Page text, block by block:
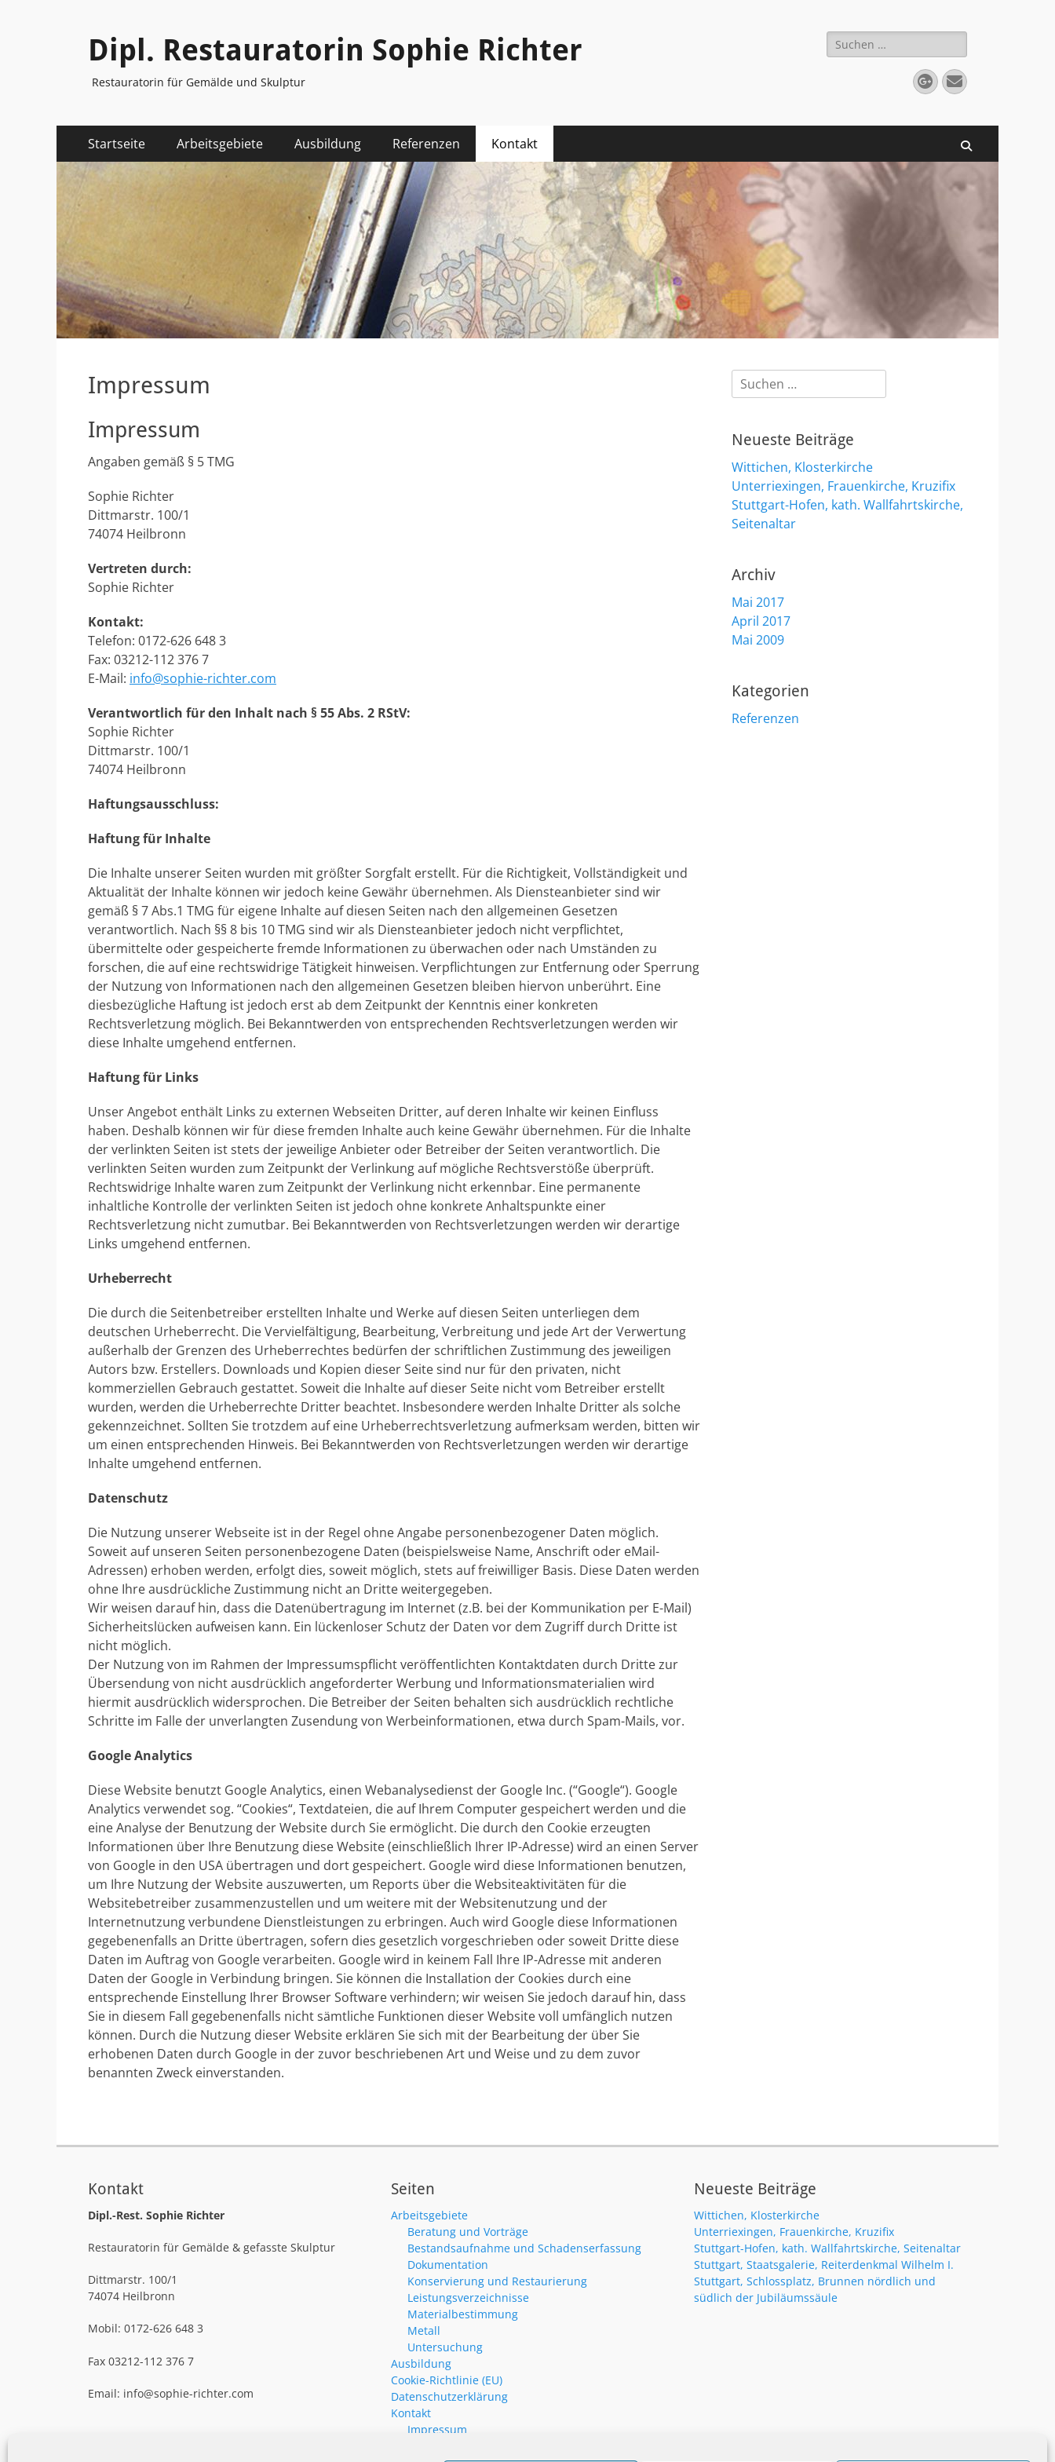
Dipl. Restauratorin Sophie Richter
Restauratorin für Gemälde und Skulptur
Suchen
nach:
Googleplus
E-
Mail
Primäres
Menü
Inhalt
springen
Startseite Arbeitsgebiete Ausbildung Referenzen Kontakt
Impressum
Impressum
Angaben gemäß § 5 TMG
Sophie Richter
Dittmarstr. 100/1
74074 Heilbronn
Vertreten durch:
Sophie Richter
Kontakt:
Telefon: 0172-626 648 3
Fax: 03212-112 376 7
E-Mail: info@sophie-richter.com
Verantwortlich für den Inhalt nach § 55 Abs. 2 RStV:
Sophie Richter
Dittmarstr. 100/1
74074 Heilbronn
Haftungsausschluss:
Haftung für Inhalte
Die Inhalte unserer Seiten wurden mit größter Sorgfalt erstellt. Für die Richtigkeit, Vollständigkeit und
Aktualität der Inhalte können wir jedoch keine Gewähr übernehmen. Als Diensteanbieter sind wir
gemäß § 7 Abs.1 TMG für eigene Inhalte auf diesen Seiten nach den allgemeinen Gesetzen
verantwortlich. Nach §§ 8 bis 10 TMG sind wir als Diensteanbieter jedoch nicht verpflichtet,
übermittelte oder gespeicherte fremde Informationen zu überwachen oder nach Umständen zu
forschen, die auf eine rechtswidrige Tätigkeit hinweisen. Verpflichtungen zur Entfernung oder Sperrung
der Nutzung von Informationen nach den allgemeinen Gesetzen bleiben hiervon unberührt. Eine
diesbezügliche Haftung ist jedoch erst ab dem Zeitpunkt der Kenntnis einer konkreten
Rechtsverletzung möglich. Bei Bekanntwerden von entsprechenden Rechtsverletzungen werden wir
diese Inhalte umgehend entfernen.
Haftung für Links
Unser Angebot enthält Links zu externen Webseiten Dritter, auf deren Inhalte wir keinen Einfluss
haben. Deshalb können wir für diese fremden Inhalte auch keine Gewähr übernehmen. Für die Inhalte
der verlinkten Seiten ist stets der jeweilige Anbieter oder Betreiber der Seiten verantwortlich. Die
verlinkten Seiten wurden zum Zeitpunkt der Verlinkung auf mögliche Rechtsverstöße überprüft.
Rechtswidrige Inhalte waren zum Zeitpunkt der Verlinkung nicht erkennbar. Eine permanente
inhaltliche Kontrolle der verlinkten Seiten ist jedoch ohne konkrete Anhaltspunkte einer
Rechtsverletzung nicht zumutbar. Bei Bekanntwerden von Rechtsverletzungen werden wir derartige
Links umgehend entfernen.
Urheberrecht
Die durch die Seitenbetreiber erstellten Inhalte und Werke auf diesen Seiten unterliegen dem
deutschen Urheberrecht. Die Vervielfältigung, Bearbeitung, Verbreitung und jede Art der Verwertung
außerhalb der Grenzen des Urheberrechtes bedürfen der schriftlichen Zustimmung des jeweiligen
Autors bzw. Erstellers. Downloads und Kopien dieser Seite sind nur für den privaten, nicht
kommerziellen Gebrauch gestattet. Soweit die Inhalte auf dieser Seite nicht vom Betreiber erstellt
wurden, werden die Urheberrechte Dritter beachtet. Insbesondere werden Inhalte Dritter als solche
gekennzeichnet. Sollten Sie trotzdem auf eine Urheberrechtsverletzung aufmerksam werden, bitten wir
um einen entsprechenden Hinweis. Bei Bekanntwerden von Rechtsverletzungen werden wir derartige
Inhalte umgehend entfernen.
Datenschutz
Die Nutzung unserer Webseite ist in der Regel ohne Angabe personenbezogener Daten möglich.
Soweit auf unseren Seiten personenbezogene Daten (beispielsweise Name, Anschrift oder eMail-
Adressen) erhoben werden, erfolgt dies, soweit möglich, stets auf freiwilliger Basis. Diese Daten werden
ohne Ihre ausdrückliche Zustimmung nicht an Dritte weitergegeben.
Wir weisen darauf hin, dass die Datenübertragung im Internet (z.B. bei der Kommunikation per E-Mail)
Sicherheitslücken aufweisen kann. Ein lückenloser Schutz der Daten vor dem Zugriff durch Dritte ist
nicht möglich.
Der Nutzung von im Rahmen der Impressumspflicht veröffentlichten Kontaktdaten durch Dritte zur
Übersendung von nicht ausdrücklich angeforderter Werbung und Informationsmaterialien wird
hiermit ausdrücklich widersprochen. Die Betreiber der Seiten behalten sich ausdrücklich rechtliche
Schritte im Falle der unverlangten Zusendung von Werbeinformationen, etwa durch Spam-Mails, vor.
Google Analytics
Diese Website benutzt Google Analytics, einen Webanalysedienst der Google Inc. (“Google“). Google
Analytics verwendet sog. “Cookies“, Textdateien, die auf Ihrem Computer gespeichert werden und die
eine Analyse der Benutzung der Website durch Sie ermöglicht. Die durch den Cookie erzeugten
Informationen über Ihre Benutzung diese Website (einschließlich Ihrer IP-Adresse) wird an einen Server
von Google in den USA übertragen und dort gespeichert. Google wird diese Informationen benutzen,
um Ihre Nutzung der Website auszuwerten, um Reports über die Websiteaktivitäten für die
Websitebetreiber zusammenzustellen und um weitere mit der Websitenutzung und der
Internetnutzung verbundene Dienstleistungen zu erbringen. Auch wird Google diese Informationen
gegebenenfalls an Dritte übertragen, sofern dies gesetzlich vorgeschrieben oder soweit Dritte diese
Daten im Auftrag von Google verarbeiten. Google wird in keinem Fall Ihre IP-Adresse mit anderen
Daten der Google in Verbindung bringen. Sie können die Installation der Cookies durch eine
entsprechende Einstellung Ihrer Browser Software verhindern; wir weisen Sie jedoch darauf hin, dass
Sie in diesem Fall gegebenenfalls nicht sämtliche Funktionen dieser Website voll umfänglich nutzen
können. Durch die Nutzung dieser Website erklären Sie sich mit der Bearbeitung der über Sie
erhobenen Daten durch Google in der zuvor beschriebenen Art und Weise und zu dem zuvor
benannten Zweck einverstanden.
Suchen
nach:
Neueste Beiträge
Wittichen, Klosterkirche
Unterriexingen, Frauenkirche, Kruzifix
Stuttgart-Hofen, kath. Wallfahrtskirche,
Seitenaltar
Archiv
Mai 2017
April 2017
Mai 2009
Kategorien
Referenzen
Kontakt
Dipl.-Rest. Sophie Richter
Restauratorin für Gemälde & gefasste Skulptur
Dittmarstr. 100/1
74074 Heilbronn
Mobil: 0172-626 648 3
Fax 03212-112 376 7
Email: info@sophie-richter.com
Seiten
Arbeitsgebiete
Beratung und Vorträge
Bestandsaufnahme und Schadenserfassung
Dokumentation
Konservierung und Restaurierung
Leistungsverzeichnisse
Materialbestimmung
Metall
Untersuchung
Ausbildung
Cookie-Richtlinie (EU)
Datenschutzerklärung
Kontakt
Impressum
Neueste Beiträge
Wittichen, Klosterkirche
Unterriexingen, Frauenkirche, Kruzifix
Stuttgart-Hofen, kath. Wallfahrtskirche, Seitenaltar
Stuttgart, Staatsgalerie, Reiterdenkmal Wilhelm I.
Stuttgart, Schlossplatz, Brunnen nördlich und
südlich der Jubiläumssäule